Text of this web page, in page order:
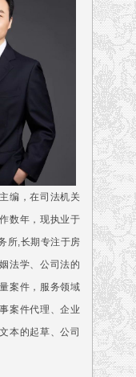
编，在司法机关
数年，现执业于
所,长期专注于房
法学、公司法的
案件，服务领域
案件代理、企业
本的起草、公司